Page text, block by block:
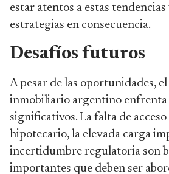
estar atentos a estas
estrategias en consecuencia.
Desafíos futuros
A pesar de las oportunidades,
inmobiliario argentino enfrenta
significativos. La falta de
hipotecario, la elevada carga
incertidumbre regulatoria son
importantes que deben ser